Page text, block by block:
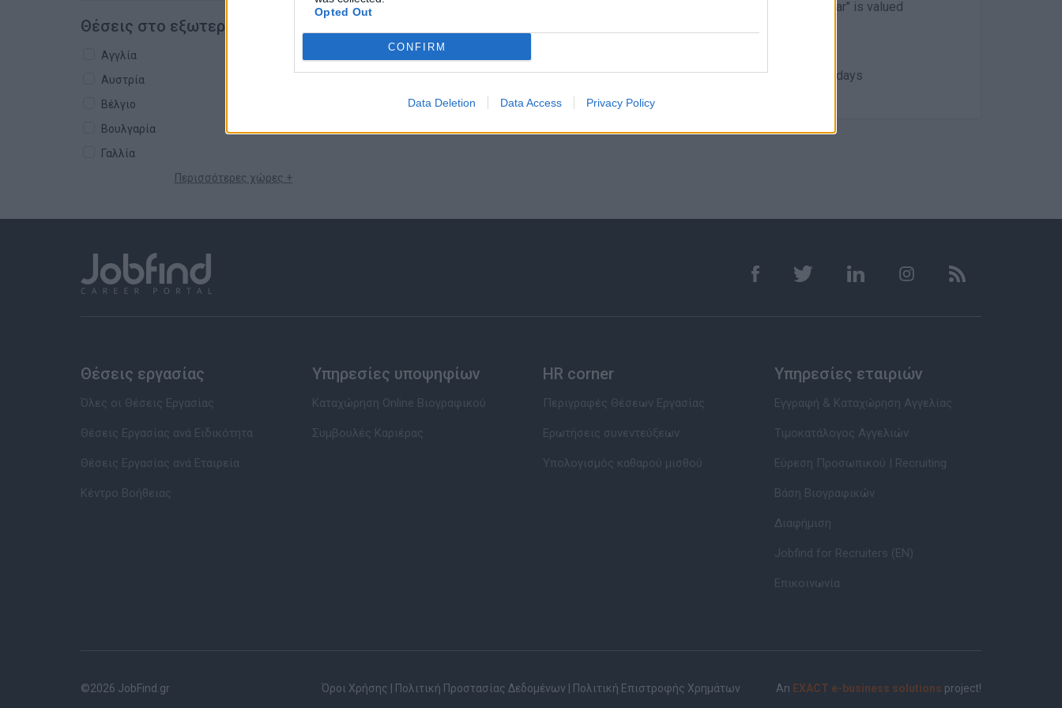
Opted Out
CONFIRM
Data Deletion Data Access Privacy Policy
Θέσεις στο εξωτερικό
Αγγλία
Αυστρία
Βέλγιο
Βουλγαρία
Γαλλία
Περισσότερες χώρες +
Minimum of one year of experience in customer service. Experience in "rent-a-car" is valued
Minimum level of English B2. A second foreign language is valued
Category B driving license
Availability to work according to rotating shifts and on weekends and public holidays
Θέσεις εργασίας
Όλες οι Θέσεις Εργασίας
Θέσεις Εργασίας ανά Ειδικότητα
Θέσεις Εργασίας ανά Εταιρεία
Κέντρο Βοήθειας
Υπηρεσίες υποψηφίων
Καταχώρηση Online Βιογραφικού
Συμβουλές Καριέρας
HR corner
Περιγραφές Θέσεων Εργασίας
Ερωτήσεις συνεντεύξεων
Υπολογισμός καθαρού μισθού
Υπηρεσίες εταιριών
Εγγραφή & Καταχώρηση Αγγελίας
Τιμοκατάλογος Αγγελιών
Εύρεση Προσωπικού | Recruiting
Βάση Βιογραφικών
Διαφήμιση
Jobfind for Recruiters (EN)
Επικοινωνία
©2026 JobFind.gr Όροι Χρήσης Πολιτική Προστασίας Δεδομένων Πολιτική Επιστροφής Χρημάτων An EXACT e-business solutions project!